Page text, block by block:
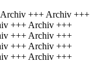
+++ Archiv +++
+++ Archiv +++
+++ Archiv +++
+++ Archiv +++
+++ Archiv +++